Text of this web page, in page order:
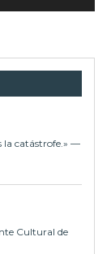
la catástrofe.» —
Cultural de